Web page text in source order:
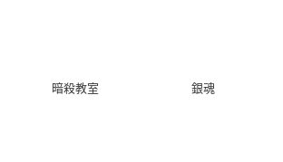
暗殺教室 銀魂